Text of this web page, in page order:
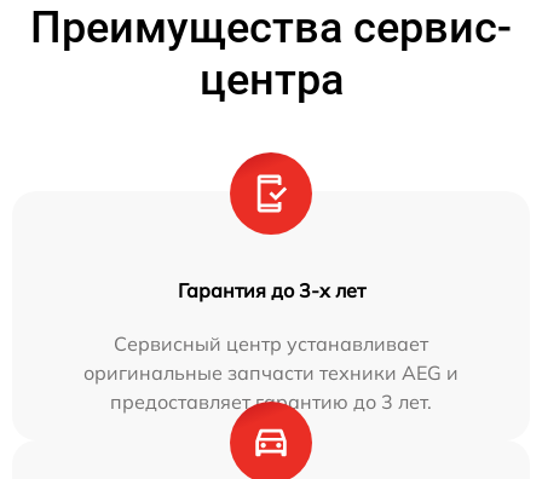
Преимущества сервис-
центра
Гарантия до 3-х лет
Сервисный центр устанавливает
оригинальные запчасти техники AEG и
предоставляет гарантию до 3 лет.